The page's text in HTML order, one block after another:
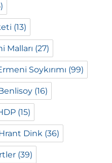
(13)
Malları (27)
Soykırımı (99)
(16)
(15)
Dink (36)
(39)